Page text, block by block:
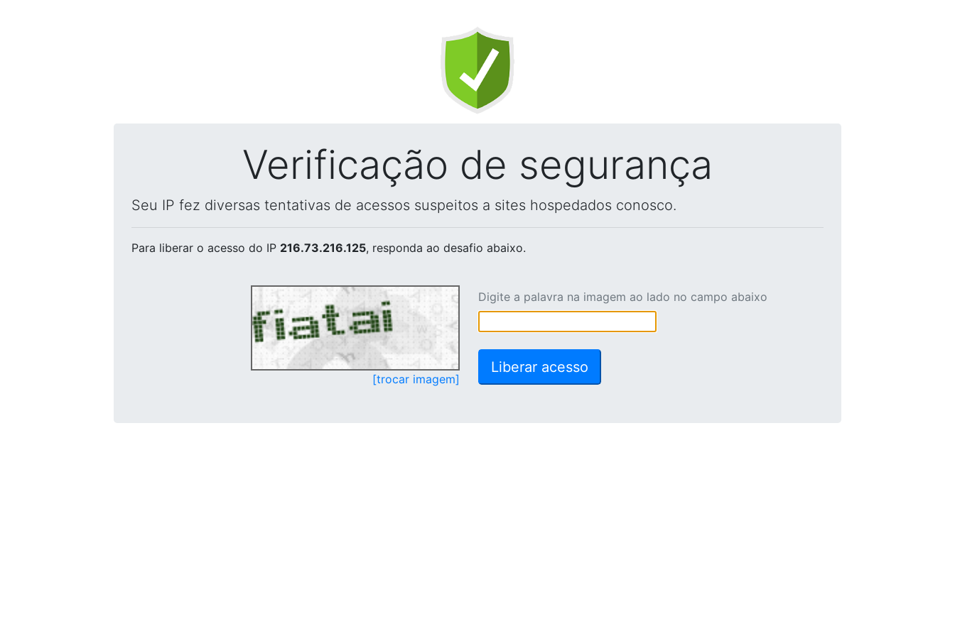
Verificação de segurança
Seu IP fez diversas tentativas de acessos suspeitos a sites hospedados conosco.
Para liberar o acesso do IP 216.73.216.125, responda ao desafio abaixo.
[trocar imagem]
Digite a palavra na imagem ao lado no campo abaixo